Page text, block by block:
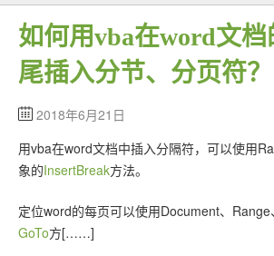
VBA代码大全
EXCEL VBA
Excel图表
Python
如何用vba在word文
尾插入分节、分页符？
2018年6月21日
用vba在word文档中插入分隔符，可以使用
象的InsertBreak方法。
定位word的每页可以使用Document、
GoTo方[……]